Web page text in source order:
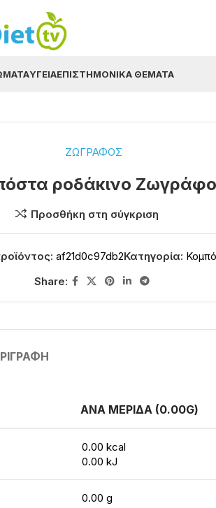
ΥΓΕΊΑΕΠΙΣΤΗΜΟΝΙΚΆ ΘΈΜΑΤΑ
ΖΩΓΡΑΦΟΣ
ροδάκινο
Προσθήκη στη σύγκριση
af21d0c97db2Κατηγορία:
Share:
ΑΝΑ ΜΕΡΙΔΑ (0.00G)
0.00 kcal
0.00 kJ
0.00 g